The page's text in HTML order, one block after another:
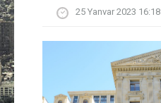
25 Yanvar 2023 16:18